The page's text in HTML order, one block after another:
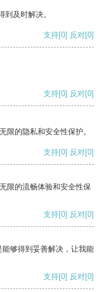
及时解决。
支持[0] 反对[0]
支持[0] 反对[0]
限的隐私和安全性保护。
支持[0] 反对[0]
限的流畅体验和安全性保
支持[0] 反对[0]
够得到妥善解决，让我能
支持[0] 反对[0]